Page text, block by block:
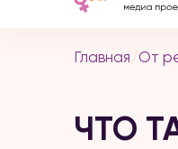
Главная/От
ЧТО